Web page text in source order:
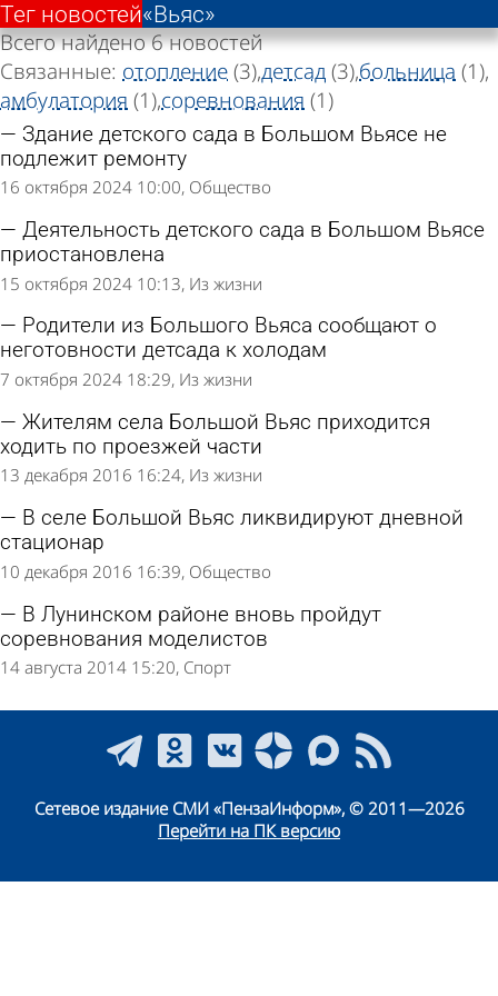
«Вьяс»
Тег новостей
Всего найдено 6 новостей
Связанные: отопление(3)детсад(3)больница (1)
амбулатория (1)соревнования (1)
Здание детского сада в Большом Вьясе не
подлежит ремонту
16 октября 2024 10:00 Общество
Деятельность детского сада в Большом Вьясе
приостановлена
15 октября 2024 10:13 Из жизни
Родители из Большого Вьяса сообщают о
неготовности детсада к холодам
7 октября 2024 18:29 Из жизни
Жителям села Большой Вьяс приходится
ходить по проезжей части
13 декабря 2016 16:24 Из жизни
В селе Большой Вьяс ликвидируют дневной
стационар
10 декабря 2016 16:39 Общество
В Лунинском районе вновь пройдут
соревнования моделистов
14 августа 2014 15:20 Спорт
Сетевое издание СМИ «ПензаИнформ», © 2011—2026
Перейти на ПК версию